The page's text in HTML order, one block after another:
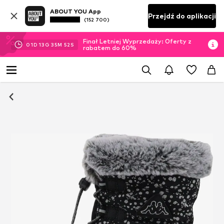
ABOUT YOU App
(152 700) Przejdź do aplikacji
01D 13 G 35M 51 S
Finał Letniej Wyprzedaży: Oferty z
rabatem do 60%